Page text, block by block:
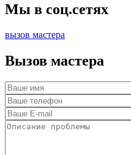
Мы в соц.сетях
вызов мастера
Вызов мастера